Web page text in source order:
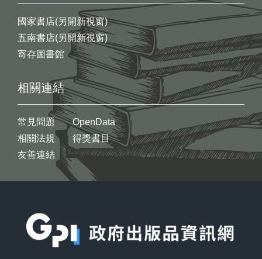
國家書店(另開新視窗)
五南書店(另開新視窗)
寄存圖書館
相關連結
常見問題
相關法規
友善連結
OpenData
得獎書目